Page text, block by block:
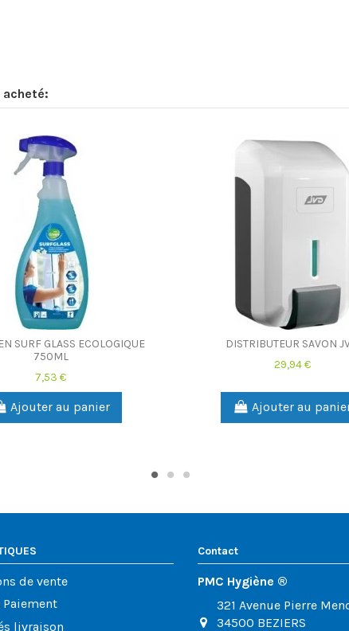
SURF GLASS ECOLOGIQUE
750ML
7,53 €
Ajouter au panier
DISTRIBUTEUR SAVON
29,94 €
Ajouter au
de vente
livraison
Contact
PMC Hygiène ®
321 Avenue Pierre
34500 BEZIERS